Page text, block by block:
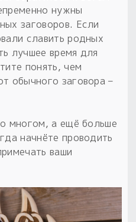
системе Рез Рода:
книги
и «Резы
с колодами
раскладами,
нужны
заговоров. Если
славить родных
лучшее время для
понять, чем
обычного заговора –
многом, а ещё больше
начнёте проводить
ваши